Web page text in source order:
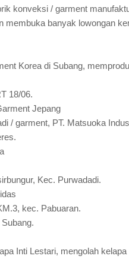
konveksi / garment
membuka banyak lowongan
Korea di Subang,
18/06.
Jepang
/ garment, PT. Matsuoka
Kec. Purwadadi.
kec. Pabuaran.
Inti Lestari, mengolah